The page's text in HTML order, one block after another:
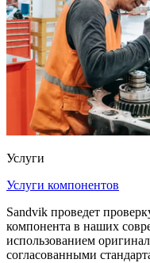
Услуги
Услуги компонентов
Sandvik проведет
компонента в наших
использованием
согласованными